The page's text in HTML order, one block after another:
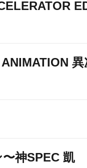
異
神SPEC 凱